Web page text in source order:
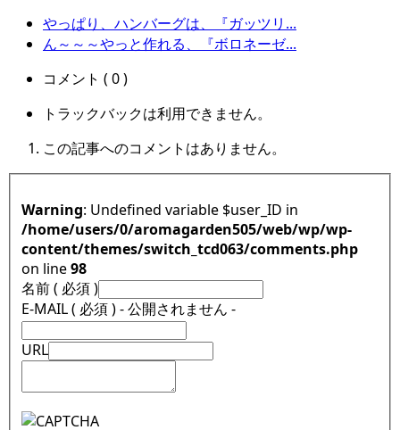
やっぱり、ハンバーグは、『ガッツリ...
ん～～～やっと作れる、『ボロネーゼ...
コメント ( 0 )
トラックバックは利用できません。
この記事へのコメントはありません。
Warning : Undefined variable $user_ID in
/home/users/0/aromagarden505/web/wp/wp-
content/themes/switch_tcd063/comments.php
on line98
名前 ( 必須 )
E-MAIL ( 必須 ) - 公開されません -
URL